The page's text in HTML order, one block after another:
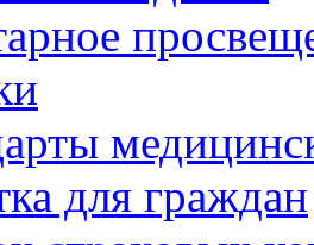
для граждан